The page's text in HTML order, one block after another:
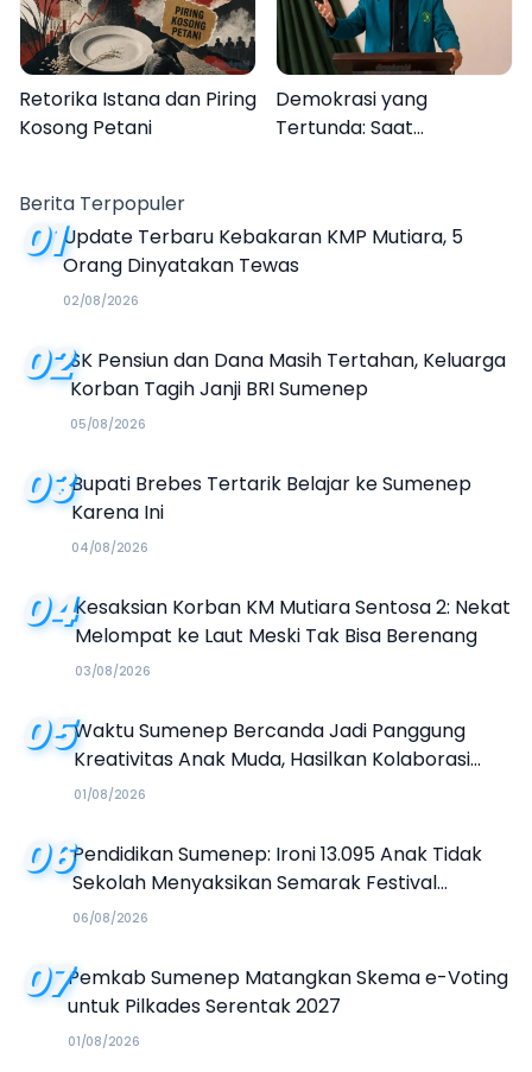
Retorika Istana dan Piring
Kosong Petani
Demokrasi yang
Tertunda: Saat
Berita Terpopuler
01Update Terbaru Kebakaran KMP Mutiara, 5
Orang Dinyatakan Tewas
02/08/2026
02SK Pensiun dan Dana Masih Tertahan, Keluarga
Korban Tagih Janji BRI Sumenep
05/08/2026
03Bupati Brebes Tertarik Belajar ke Sumenep
Karena Ini
04/08/2026
04Kesaksian Korban KM Mutiara Sentosa 2: Nekat
Melompat ke Laut Meski Tak Bisa Berenang
03/08/2026
05Waktu Sumenep Bercanda Jadi Panggung
Kreativitas Anak Muda, Hasilkan Kolaborasi
Industri Kreatif
01/08/2026
06Pendidikan Sumenep: Ironi 13.095 Anak Tidak
Sekolah Menyaksikan Semarak Festival
Kalender Event 2026
06/08/2026
07Pemkab Sumenep Matangkan Skema e-Voting
untuk Pilkades Serentak 2027
01/08/2026